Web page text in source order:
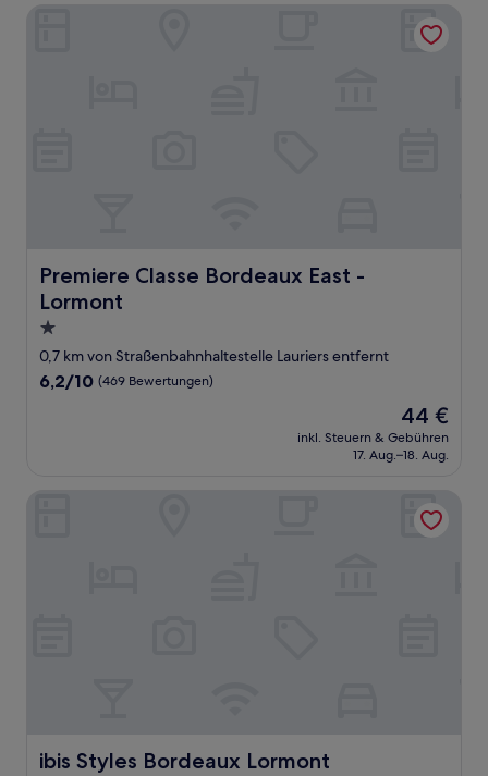
Premiere Classe Bordeaux East -
Lormont
Premiere Classe Bordeaux East - Lormont
1.0-
Stern-
Unterkunft
0,7 km von Straßenbahnhaltestelle Lauriers entfernt
6.2
6,2/10 (469 Bewertungen)
Der
Preis
beträgt
44 €
inkl. Steuern & Gebühren
17. Aug.–18. Aug.
ibis Styles Bordeaux Lormont
ibis Styles Bordeaux Lormont